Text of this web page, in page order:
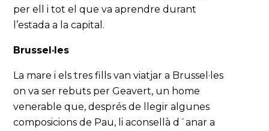
per ell i tot el que va aprendre durant
l’estada a la capital.
Brussel·les
La mare i els tres fills van viatjar a Brussel·les
on va ser rebuts per Geavert, un home
venerable que, després de llegir algunes
composicions de Pau, li aconsellà d´anar a